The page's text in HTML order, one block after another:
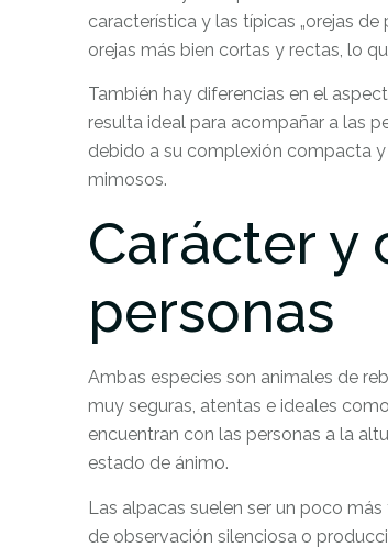
característica y las típicas „orejas
orejas más bien cortas y rectas, lo
También hay diferencias en el
resulta ideal para acompañar a las
debido a su complexión compacta
mimosos.
Carácter y
personas
Ambas especies son animales de
muy seguras, atentas e ideales
encuentran con las personas a la
estado de ánimo.
Las alpacas suelen ser un poco
de observación silenciosa o